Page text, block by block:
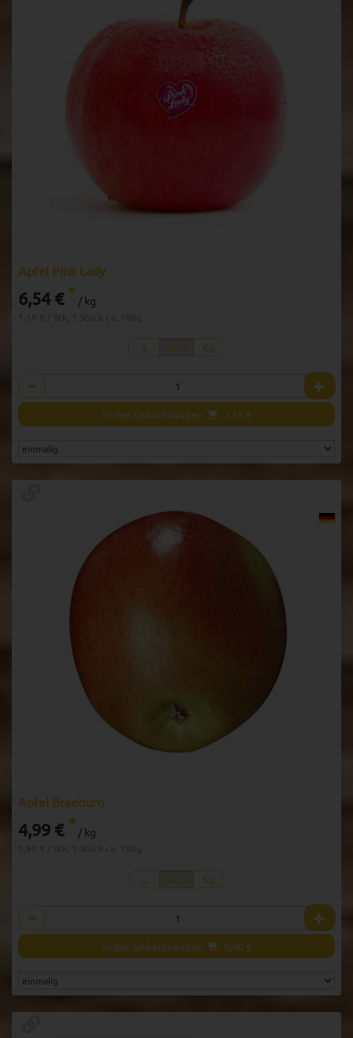
Apfel Pink Lady
6,54 € * / kg
g Stück Kg
Anzahl
In den Einkaufswagen 1,18 €
Apfel Braeburn
4,99 € * / kg
g Stück Kg
Anzahl
In den Einkaufswagen 0,90 €